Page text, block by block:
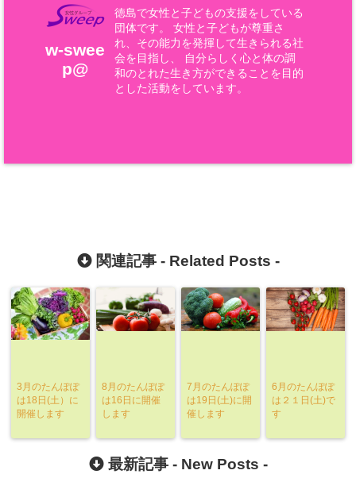
w-swee
p@
徳島で女性と子どもの支援をしている
団体です。 女性と子どもが尊重さ
れ、その能力を発揮して生きられる社
会を目指し、 自分らしく心と体の調
和のとれた生き方ができることを目的
とした活動をしています。
関連記事 - Related Posts -
3月のたんぽぽ
は18日(土）に
開催します
8月のたんぽぽ
は16日に開催
します
7月のたんぽぽ
は19日(土)に開
催します
6月のたんぽぽ
は２１日(土)で
す
最新記事 - New Posts -